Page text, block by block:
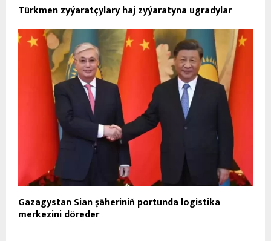
Türkmen zyýaratçylary haj zyýaratyna ugradylar
Gazagystan Sian şäheriniň portunda logistika
merkezini döreder